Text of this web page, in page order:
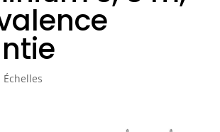
Échelles